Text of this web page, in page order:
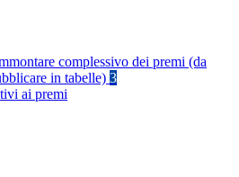
complessivo dei premi (da
in tabelle) 3
ai premi